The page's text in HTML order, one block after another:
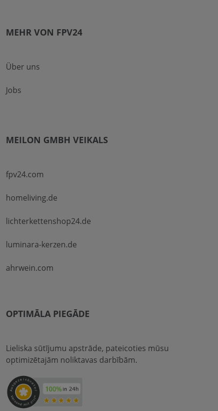
MEHR VON FPV24
Über uns
Jobs
MEILON GMBH VEIKALS
fpv24.com
homeliving.de
lichterkettenshop24.de
luminara-kerzen.de
ahrwein.com
OPTIMĀLA PIEGĀDE
Lieliska sūtījumu apstrāde, pateicoties mūsu
optimizētajām noliktavas darbībām.